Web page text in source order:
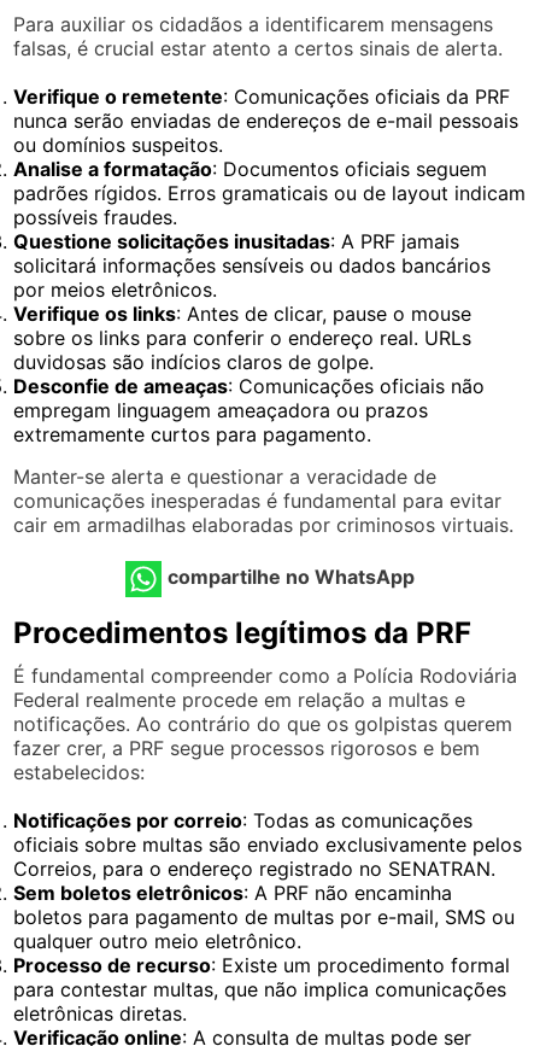
Para auxiliar os cidadãos a identificarem mensagens
falsas, é crucial estar atento a certos sinais de alerta.
Verifique o remetente: Comunicações oficiais da PRF
nunca serão enviadas de endereços de e-mail pessoais
ou domínios suspeitos.
Analise a formatação: Documentos oficiais seguem
padrões rígidos. Erros gramaticais ou de layout indicam
possíveis fraudes.
Questione solicitações inusitadas: A PRF jamais
solicitará informações sensíveis ou dados bancários
por meios eletrônicos.
Verifique os links: Antes de clicar, pause o mouse
sobre os links para conferir o endereço real. URLs
duvidosas são indícios claros de golpe.
Desconfie de ameaças: Comunicações oficiais não
empregam linguagem ameaçadora ou prazos
extremamente curtos para pagamento.
Manter-se alerta e questionar a veracidade de
comunicações inesperadas é fundamental para evitar
cair em armadilhas elaboradas por criminosos virtuais.
compartilhe no WhatsApp
Procedimentos legítimos da PRF
É fundamental compreender como a Polícia Rodoviária
Federal realmente procede em relação a multas e
notificações. Ao contrário do que os golpistas querem
fazer crer, a PRF segue processos rigorosos e bem
estabelecidos:
Notificações por correio: Todas as comunicações
oficiais sobre multas são enviado exclusivamente pelos
Correios, para o endereço registrado no SENATRAN.
Sem boletos eletrônicos: A PRF não encaminha
boletos para pagamento de multas por e-mail, SMS ou
qualquer outro meio eletrônico.
Processo de recurso: Existe um procedimento formal
para contestar multas, que não implica comunicações
eletrônicas diretas.
Verificação online: A consulta de multas pode ser